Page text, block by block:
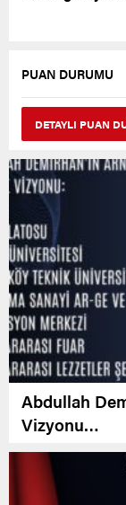
PUAN DURUMU
DETAYLI PUAN
Abdullah
Vizyonu…